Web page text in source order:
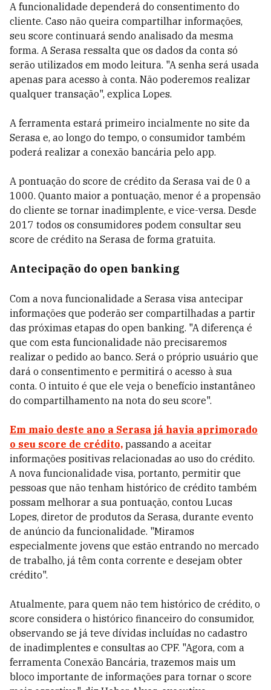
A funcionalidade dependerá do consentimento do
cliente. Caso não queira compartilhar informações,
seu score continuará sendo analisado da mesma
forma. A Serasa ressalta que os dados da conta só
serão utilizados em modo leitura. "A senha será usada
apenas para acesso à conta. Não poderemos realizar
qualquer transação", explica Lopes.
A ferramenta estará primeiro incialmente no site da
Serasa e, ao longo do tempo, o consumidor também
poderá realizar a conexão bancária pelo app.
A pontuação do score de crédito da Serasa vai de 0 a
1000. Quanto maior a pontuação, menor é a propensão
do cliente se tornar inadimplente, e vice-versa. Desde
2017 todos os consumidores podem consultar seu
score de crédito na Serasa de forma gratuita.
Antecipação do open banking
Com a nova funcionalidade a Serasa visa antecipar
informações que poderão ser compartilhadas a partir
das próximas etapas do open banking. "A diferença é
que com esta funcionalidade não precisaremos
realizar o pedido ao banco. Será o próprio usuário que
dará o consentimento e permitirá o acesso à sua
conta. O intuito é que ele veja o benefício instantâneo
do compartilhamento na nota do seu score".
Em maio deste ano a Serasa já havia aprimorado
o seu score de crédito, passando a aceitar
informações positivas relacionadas ao uso do crédito.
A nova funcionalidade visa, portanto, permitir que
pessoas que não tenham histórico de crédito também
possam melhorar a sua pontuação, contou Lucas
Lopes, diretor de produtos da Serasa, durante evento
de anúncio da funcionalidade. "Miramos
especialmente jovens que estão entrando no mercado
de trabalho, já têm conta corrente e desejam obter
crédito".
Atualmente, para quem não tem histórico de crédito, o
score considera o histórico financeiro do consumidor,
observando se já teve dívidas incluídas no cadastro
de inadimplentes e consultas ao CPF. "Agora, com a
ferramenta Conexão Bancária, trazemos mais um
bloco importante de informações para tornar o score